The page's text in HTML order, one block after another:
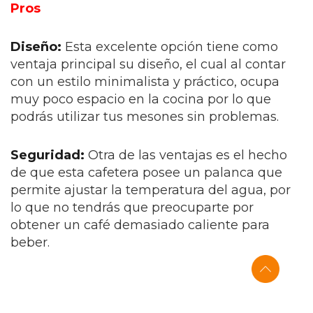
Pros
Diseño: Esta excelente opción tiene como
ventaja principal su diseño, el cual al contar
con un estilo minimalista y práctico, ocupa
muy poco espacio en la cocina por lo que
podrás utilizar tus mesones sin problemas.
Seguridad: Otra de las ventajas es el hecho
de que esta cafetera posee un palanca que
permite ajustar la temperatura del agua, por
lo que no tendrás que preocuparte por
obtener un café demasiado caliente para
beber.